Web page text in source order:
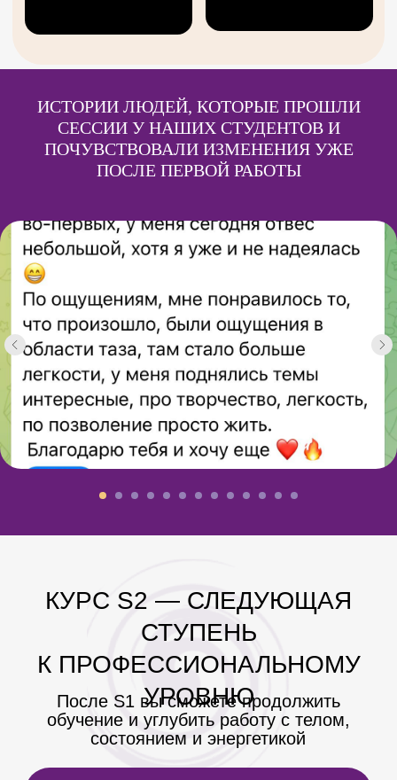
ИСТОРИИ ЛЮДЕЙ, КОТОРЫЕ ПРОШЛИ
СЕССИИ У НАШИХ СТУДЕНТОВ И
ПОЧУВСТВОВАЛИ ИЗМЕНЕНИЯ УЖЕ
ПОСЛЕ ПЕРВОЙ РАБОТЫ